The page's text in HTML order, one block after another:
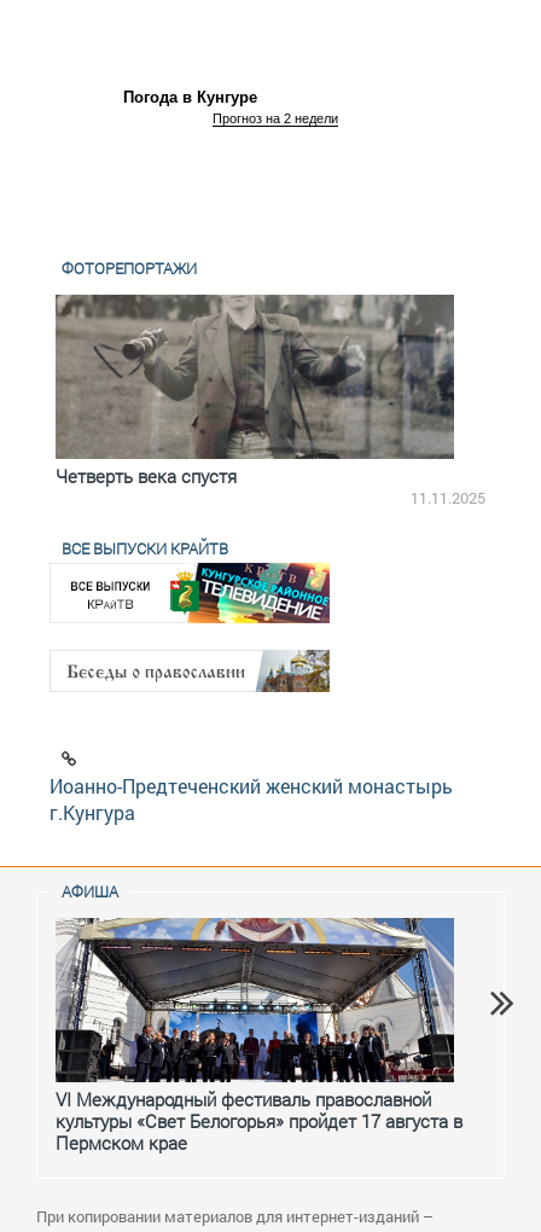
Погода в Кунгуре
Прогноз на 2 недели
ФОТОРЕПОРТАЖИ
Четверть века спустя
11.11.2025
ВСЕ ВЫПУСКИ КРАЙТВ
Иоанно-Предтеченский женский монастырь
г.Кунгура
АФИША
VI Международный фестиваль православной
культуры «Свет Белогорья» пройдет 17 августа в
Пермском крае
При копировании материалов для интернет-изданий –